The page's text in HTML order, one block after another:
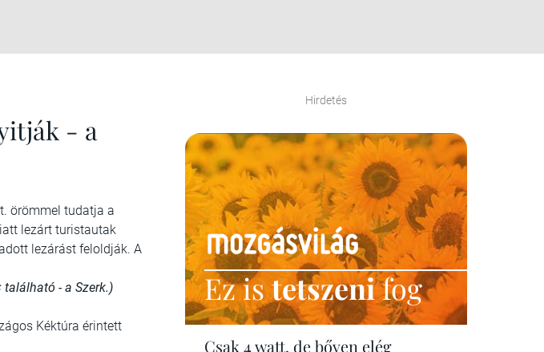
- a
örömmel tudatja a
lezárt turistautak
lezárást feloldják. A
található - a Szerk.)
Kéktúra érintett
Hirdetés
Ez istetszenifog
Csak 4 watt, de bőven elég